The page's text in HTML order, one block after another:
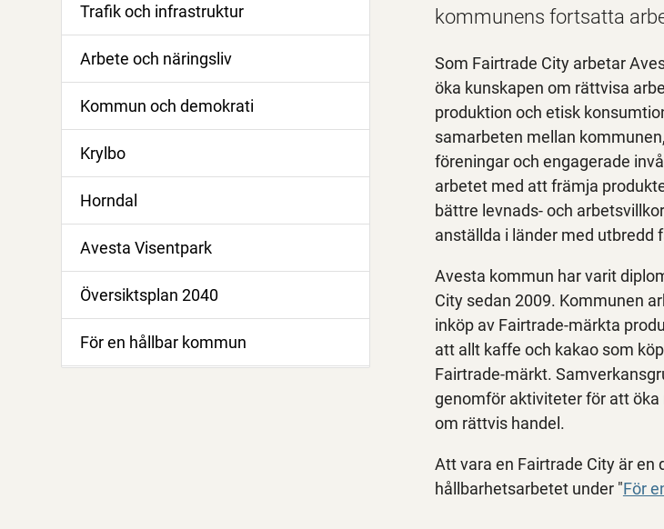
Trafik och infrastruktur
Arbete och näringsliv
Kommun och demokrati
Krylbo
Horndal
Avesta Visentpark
Översiktsplan 2040
För en hållbar kommun
kommunens fortsatta
Som Fairtrade City arbetar
öka kunskapen om rättvisa
produktion och etisk
samarbeten mellan
föreningar och engagerade
arbetet med att främja
bättre levnads- och
anställda i länder med utbredd
Avesta kommun har varit
City sedan 2009. Kommunen
inköp av Fairtrade-märkta
att allt kaffe och kakao som
Fairtrade-märkt.
genomför aktiviteter för att
om rättvis handel.
Att vara en Fairtrade City är
hållbarhetsarbetet under "För